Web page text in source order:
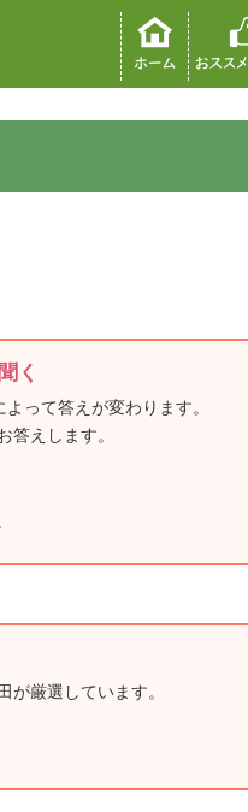
く
って答えが変わります。
答えします。
厳選しています。